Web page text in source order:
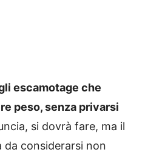
escamotage che
peso, senza privarsi
si dovrà fare, ma il
da considerarsi non